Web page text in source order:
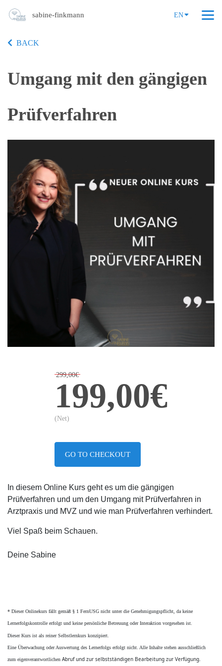
sabine-finkmann EN
BACK
Umgang mit den gängigen
Prüfverfahren
299,00€
199,00€
(Net)
GO TO CHECKOUT
In diesem Online Kurs geht es um die gängigen
Prüfverfahren und um den Umgang mit Prüfverfahren in
Arztpraxis und MVZ und wie man Prüfverfahren verhindert.
Viel Spaß beim Schauen.
Deine Sabine
* Dieser Onlinekurs fällt gemäß § 1 FernUSG nicht unter die Genehmigungspflicht, da keine
Lernerfolgskontrolle erfolgt und keine persönliche Betreuung oder Interaktion vorgesehen ist.
Dieser Kurs ist als reiner Selbstlernkurs konzipiert.
Eine Überwachung oder Auswertung des Lernerfolgs erfolgt nicht. Alle Inhalte stehen ausschließlich
zum eigenverantwortlichen Abruf und zur selbstständigen Bearbeitung zur Verfügung.